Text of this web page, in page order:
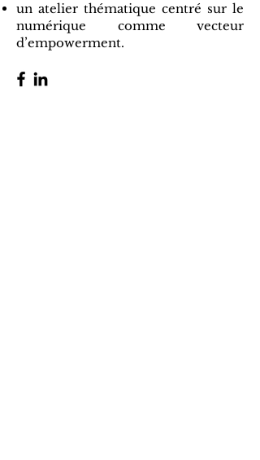
un atelier thématique centré sur le
numérique comme vecteur
d’empowerment.